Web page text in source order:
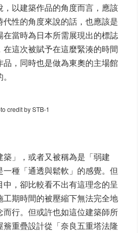
以建築作品的角度而言，應該
性的角度來說的話，也應該是
當時為日本所需展現出的標誌
這次被賦予在這麼緊湊的時間
，同時也是做為東奧的主場館
credit by STB-1
」，或者又被稱為是「弱建
種「通透與鬆軟」的感覺。但
，卻比較看不出有這理念的呈
期時間的被壓縮下無法完全地
行。但或許也如這位建築師所
重疊設計從「奈良五重塔法隆